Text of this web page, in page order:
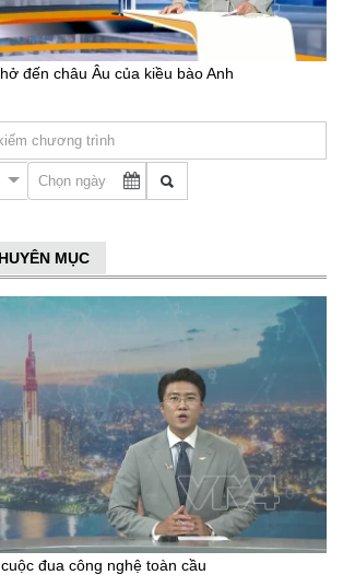
đến châu Âu của kiều bào Anh
MỤC
đua công nghệ toàn cầu